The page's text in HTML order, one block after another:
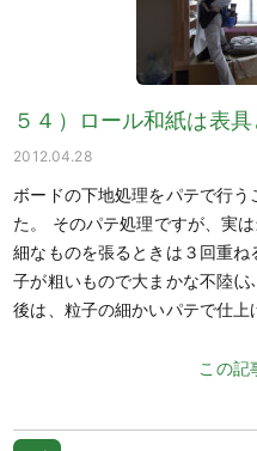
５４）ロール和紙は表
2012.04.28
ボードの下地処理をパテで行
た。 そのパテ処理ですが、実
細なものを張るときは３回重
子が粗いもので大まかな不陸(
後は、粒子の細かいパテで仕
この記